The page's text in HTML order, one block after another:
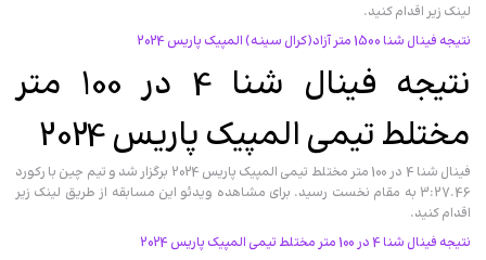
لینک زیر اقدام کنید.
نتیجه فینال شنا 1500 متر آزاد(کرال سینه) المپیک پاریس 2024
نتیجه فینال شنا 4 در 100 متر
مختلط تیمی المپیک پاریس 2024
فینال شنا 4 در 100 متر مختلط تیمی المپیک پاریس 2024 برگزار شد و تیم چین با رکورد
3:27.46 به مقام نخست رسید. برای مشاهده ویدئو این مسابقه از طریق لینک زیر
اقدام کنید.
نتیجه فینال شنا 4 در 100 متر مختلط تیمی المپیک پاریس 2024